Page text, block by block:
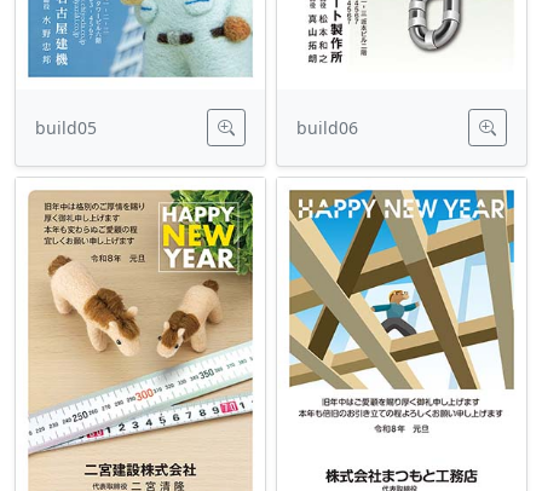
build05 build06